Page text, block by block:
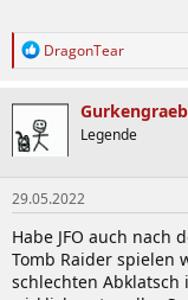
R
k
t
i
n
e
n
:
DragonTear
Legende
29.05.2022
Habe JFO auch nach
Tomb Raider spielen
schlechten Abklatsch